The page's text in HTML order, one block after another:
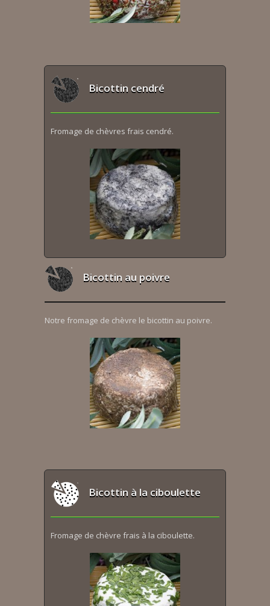
Bicottin cendré
Fromage de chèvres frais cendré.
Bicottin au poivre
Notre fromage de chèvre le bicottin au poivre.
Bicottin à la ciboulette
Fromage de chèvre frais à la ciboulette.